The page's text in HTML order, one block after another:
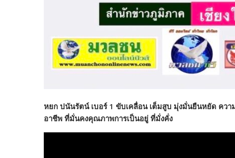
หยก ปนันรัตน์ เบอร์ 1 ขับเคลื่อน เต็มสูบ มุ่งมั่นยืนหยัด ควา
อาชีพ ที่มั่นคงคุณภาพการเป็นอยู่ ที่มั่งคั่ง